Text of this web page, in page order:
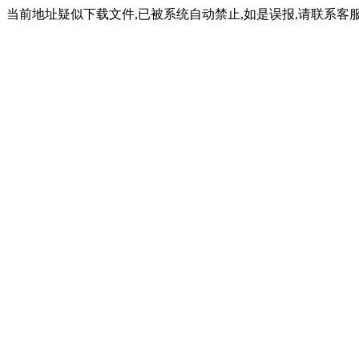
当前地址疑似下载文件,已被系统自动禁止,如是误报,请联系客